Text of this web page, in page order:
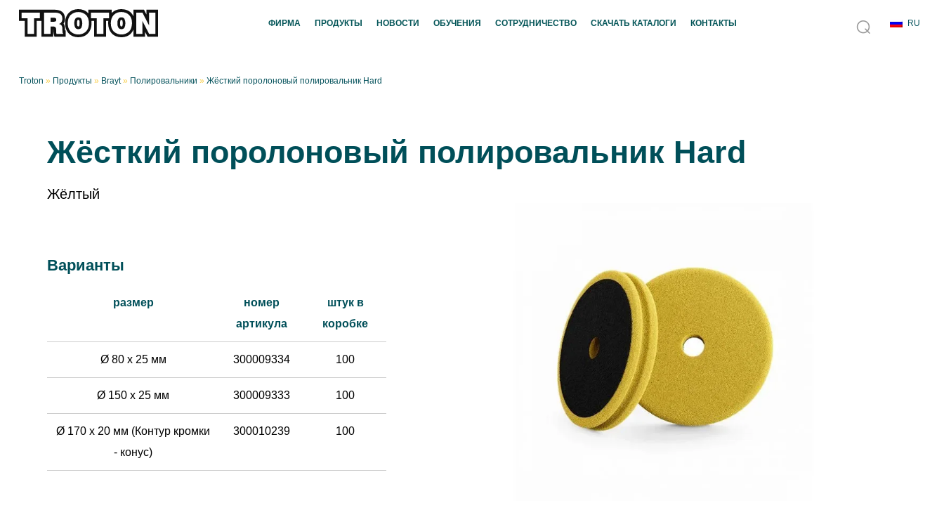
ФИРМА ПРОДУКТЫ НОВОСТИ ОБУЧЕНИЯ СОТРУДНИЧЕСТВО СКАЧАТЬ КАТАЛОГИ КОНТАКТЫ
Troton » Продукты » Brayt» Полировальники » Жёсткий поролоновый полировальник Hard
Жёсткий поролоновый полировальник Hard
Жёлтый
Варианты
размер
номер
артикула
штук в
коробке
Ø 80 x 25 мм 300009334 100
Ø 150 x 25 мм 300009333 100
Ø 170 x 20 мм (Контур кромки
- конус)
300010239 100